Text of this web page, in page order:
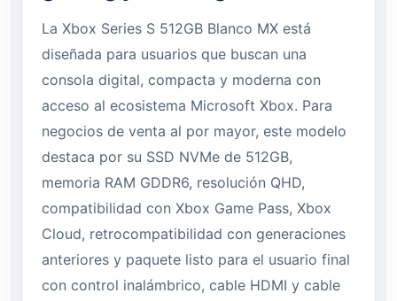
La Xbox Series S 512GB Blanco MX está
diseñada para usuarios que buscan una
consola digital, compacta y moderna con
acceso al ecosistema Microsoft Xbox. Para
negocios de venta al por mayor, este modelo
destaca por su SSD NVMe de 512GB,
memoria RAM GDDR6, resolución QHD,
compatibilidad con Xbox Game Pass, Xbox
Cloud, retrocompatibilidad con generaciones
anteriores y paquete listo para el usuario final
con control inalámbrico, cable HDMI y cable